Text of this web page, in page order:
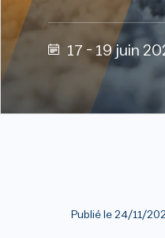
17 - 19 juin
Publié le 24/11/